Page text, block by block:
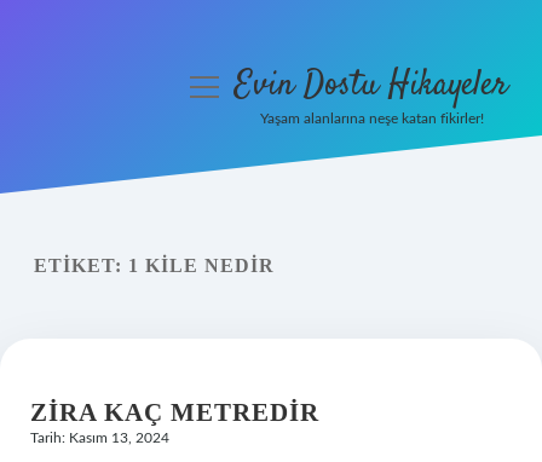
Yasal Uyarı
menüyüEvin Dostu Hikayeler
Yaşam alanlarına neşe katan fikirler!
ETIKET: 1 KILE NEDIR
ZIRA KAÇ METREDIR
Tarih: Kasım 13, 2024